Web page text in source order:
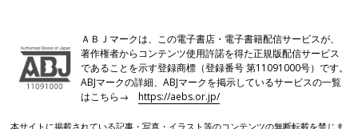
ＡＢＪマークは、この電子書店・電子書籍配信サービスが、
著作権者からコンテンツ使用許諾を得た正規版配信サービス
であることを示す登録商標（登録番号 第11091000号）です。
ABJマークの詳細、ABJマークを掲示しているサービスの一覧
はこちら→https://aebs.or.jp/
本サイトに掲載されている記事・写真・イラスト等のコンテンツの無断転載を禁じま